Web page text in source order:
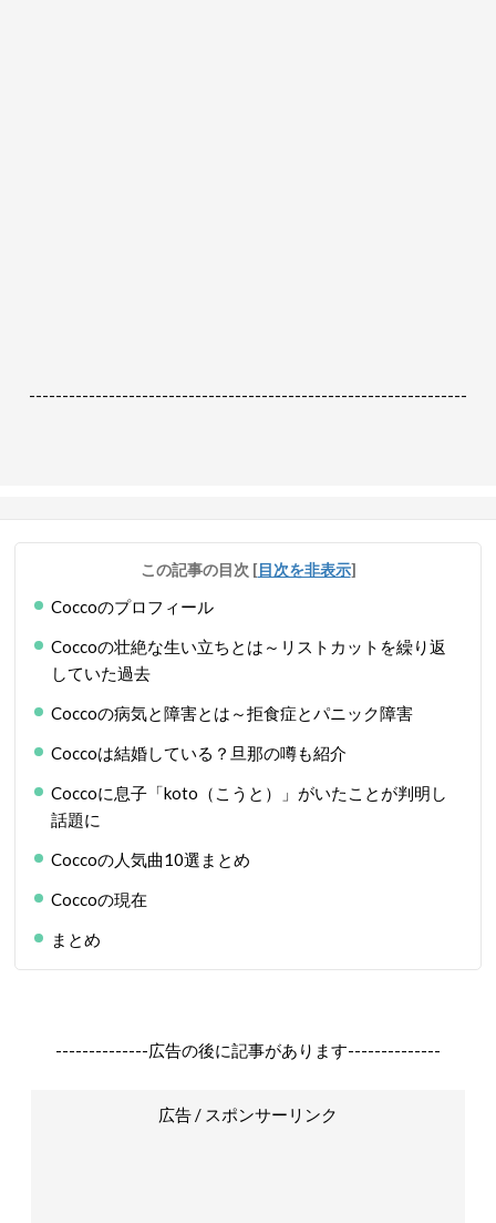
------------------------------------------------------------------
この記事の目次 [目次を非表示]
Coccoのプロフィール
Coccoの壮絶な生い立ちとは～リストカットを繰り返
していた過去
Coccoの病気と障害とは～拒食症とパニック障害
Coccoは結婚している？旦那の噂も紹介
Coccoに息子「koto（こうと）」がいたことが判明し
話題に
Coccoの人気曲10選まとめ
Coccoの現在
まとめ
--------------広告の後に記事があります--------------
広告 / スポンサーリンク